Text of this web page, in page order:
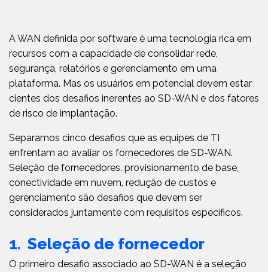
A WAN definida por software é uma tecnologia rica em
recursos com a capacidade de consolidar rede,
segurança, relatórios e gerenciamento em uma
plataforma. Mas os usuários em potencial devem estar
cientes dos desafios inerentes ao SD-WAN e dos fatores
de risco de implantação.
Separamos cinco desafios que as equipes de TI
enfrentam ao avaliar os fornecedores de SD-WAN.
Seleção de fornecedores, provisionamento de base,
conectividade em nuvem, redução de custos e
gerenciamento são desafios que devem ser
considerados juntamente com requisitos específicos.
1. Seleção de fornecedor
O primeiro desafio associado ao SD-WAN é a seleção